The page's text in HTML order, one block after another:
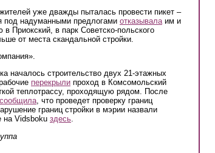
уже дважды пыталась провести пикет –
под надуманными предлогами отказывала им и
в Приокский, в парк Советско-польского
от места скандальной стройки.
началось строительство двух 21-этажных
перекрыли проход в Комсомольский
теплотрассу, проходящую рядом. После
сообщила, что проведет проверку границ
границ стройки в мэрии назвали
на Vidsboku здесь.